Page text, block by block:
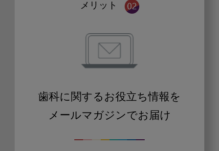
メリット
歯科に関するお役立ち情報を
メールマガジンでお届け